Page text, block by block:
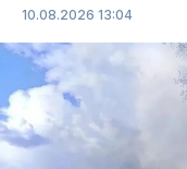
10.08.2026 13:04